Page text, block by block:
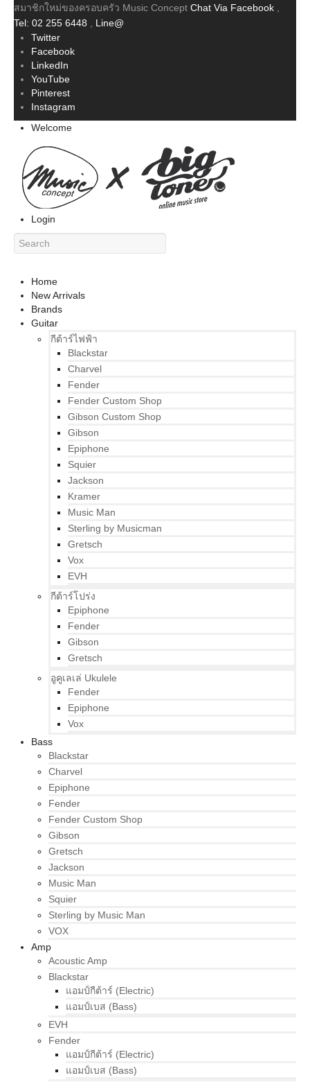
สมาชิกใหม่ของครอบครัว Music Concept Chat Via Facebook
Tel: 02 255 6448
Line@
Twitter
Facebook
LinkedIn
YouTube
Pinterest
Instagram
Welcome
Login
Home
New Arrivals
Brands
Guitar
กีต้าร์ไฟฟ้า
Blackstar
Charvel
Fender
Fender Custom Shop
Gibson Custom Shop
Gibson
Epiphone
Squier
Jackson
Kramer
Music Man
Sterling by Musicman
Gretsch
Vox
EVH
กีต้าร์โปร่ง
Epiphone
Fender
Gibson
Gretsch
อูคูเลเล่ Ukulele
Fender
Epiphone
Vox
Bass
Blackstar
Charvel
Epiphone
Fender
Fender Custom Shop
Gibson
Gretsch
Jackson
Music Man
Squier
Sterling by Music Man
VOX
Amp
Acoustic Amp
Blackstar
แอมป์กีต้าร์ (Electric)
แอมป์เบส (Bass)
EVH
Fender
แอมป์กีต้าร์ (Electric)
แอมป์เบส (Bass)